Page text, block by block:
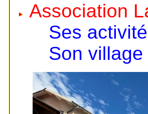
Association
Ses
Son